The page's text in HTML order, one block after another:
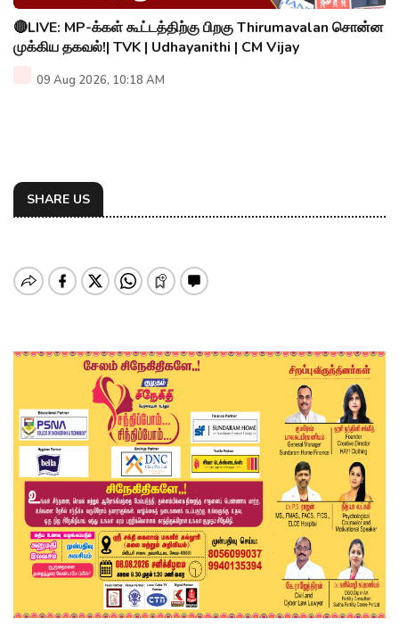
🔴LIVE: MP-க்கள் கூட்டத்திற்கு பிறகு Thirumavalan சொன்ன
முக்கிய தகவல்!| TVK | Udhayanithi | CM Vijay
09 Aug 2026, 10:18 AM
SHARE US